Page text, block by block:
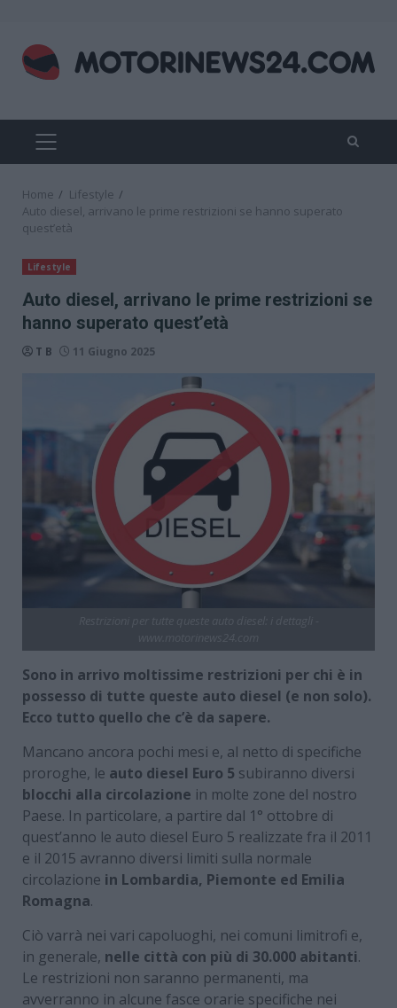
content
PRIMARY
MENU
Home
Lifestyle
Auto diesel, arrivano le prime restrizioni se hanno superato
quest’età
Lifestyle
Auto diesel, arrivano le prime restrizioni se
hanno superato quest’età
T B 11 Giugno 2025
Sono in arrivo moltissime restrizioni per chi è in
possesso di tutte queste auto diesel (e non solo).
Ecco tutto quello che c’è da sapere.
Mancano ancora pochi mesi e, al netto di specifiche
proroghe, le auto diesel Euro 5 subiranno diversi
blocchi alla circolazione in molte zone del nostro
Paese. In particolare, a partire dal 1° ottobre di
quest’anno le auto diesel Euro 5 realizzate fra il 2011
e il 2015 avranno diversi limiti sulla normale
circolazione in Lombardia, Piemonte ed Emilia
Romagna.
Ciò varrà nei vari capoluoghi, nei comuni limitrofi e,
in generale, nelle città con più di 30.000 abitanti.
Le restrizioni non saranno permanenti, ma
avverranno in alcune fasce orarie specifiche nei